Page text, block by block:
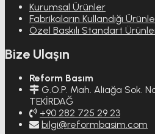
Kurumsal Ürünler
Fabrikaların Kullandığı
Özel Baskılı Standart
Bize Ulaşın
Reform Basım
G.O.P. Mah. Aliağa Sok.
TEKİRDAĞ
+90 282 725 29 23
bilgi@reformbasim.com